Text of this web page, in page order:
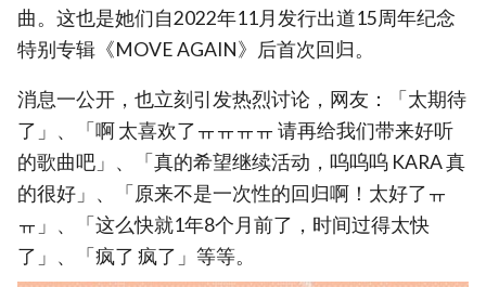
曲。这也是她们自2022年11月发行出道15周年纪念
特别专辑《MOVE AGAIN》后首次回归。
消息一公开，也立刻引发热烈讨论，网友：「太期待
了」、「啊 太喜欢了ㅠㅠㅠㅠ 请再给我们带来好听
的歌曲吧」、「真的希望继续活动，呜呜呜 KARA 真
的很好」、「原来不是一次性的回归啊！太好了ㅠ
ㅠ」、「这么快就1年8个月前了，时间过得太快
了」、「疯了 疯了」等等。